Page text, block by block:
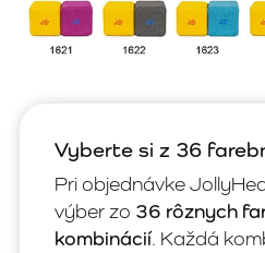
Vyberte si z 36
Pri objednávke
výber zo 36 rôznych
kombinácií. Každá